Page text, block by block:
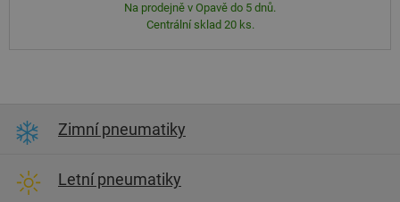
Na prodejně v Opavě do 5 dnů.
Centrální sklad 20 ks.
Zimní pneumatiky
Letní pneumatiky